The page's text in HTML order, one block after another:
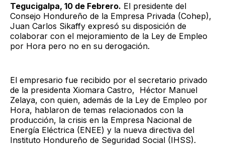
Tegucigalpa, 10 de Febrero. El presidente del
Consejo Hondureño de la Empresa Privada (Cohep),
Juan Carlos Sikaffy expresó su disposición de
colaborar con el mejoramiento de la Ley de Empleo
por Hora pero no en su derogación.
El empresario fue recibido por el secretario privado
de la presidenta Xiomara Castro, Héctor Manuel
Zelaya, con quien, además de la Ley de Empleo por
Hora, hablaron de temas relacionados con la
producción, la crisis en la Empresa Nacional de
Energía Eléctrica (ENEE) y la nueva directiva del
Instituto Hondureño de Seguridad Social (IHSS).